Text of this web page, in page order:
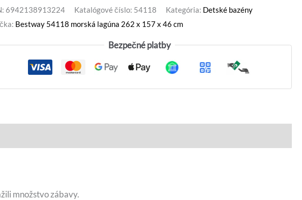
6942138913224 Katalógové číslo: 54118 Kategória: Detské bazény
Bestway 54118 morská lagúna 262 x 157 x 46 cm
Bezpečné platby
množstvo zábavy.